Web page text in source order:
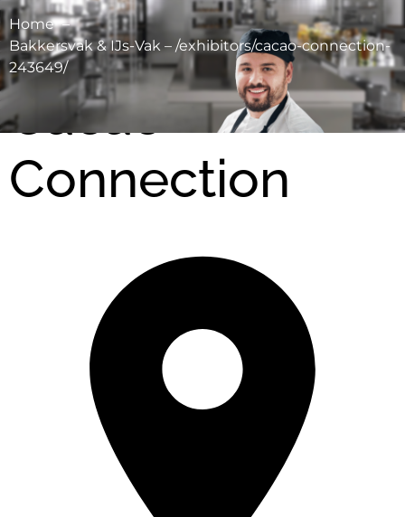
Home
Bakkersvak & IJs-Vak – /exhibitors/cacao-connection-
243649/
Cacao
Connection